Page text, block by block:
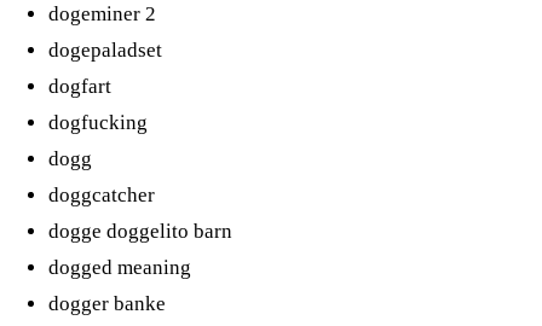
dogeminer 2
dogepaladset
dogfart
dogfucking
dogg
doggcatcher
dogge doggelito barn
dogged meaning
dogger banke